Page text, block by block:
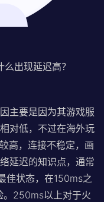
出现延迟高？
主要是因为其游戏服
对低，不过在海外玩
高，连接不稳定，画
延迟的知识点，通常
佳状态，在150ms之
。250ms以上对于火